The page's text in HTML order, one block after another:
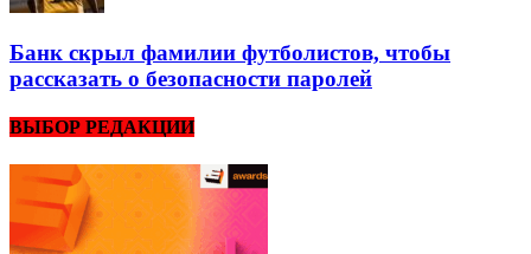
Банк скрыл фамилии футболистов, чтобы
рассказать о безопасности паролей
ВЫБОР РЕДАКЦИИ